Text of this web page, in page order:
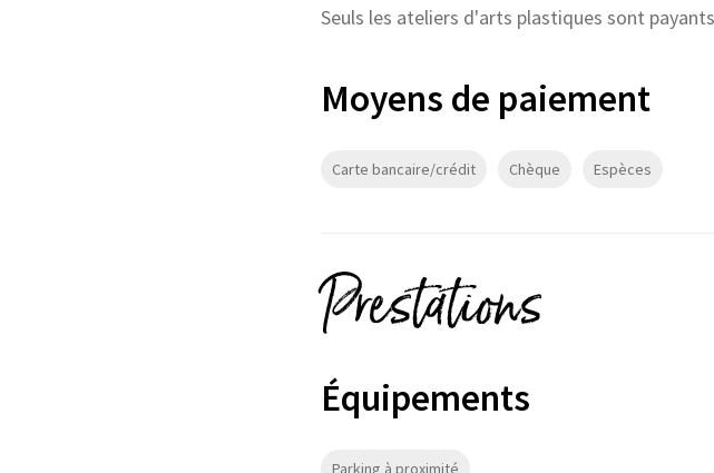
Seuls les ateliers d'arts plastiques sont
Moyens de paiement
Carte bancaire/crédit Chèque Espèces
Prestations
Équipements
Parking à proximité